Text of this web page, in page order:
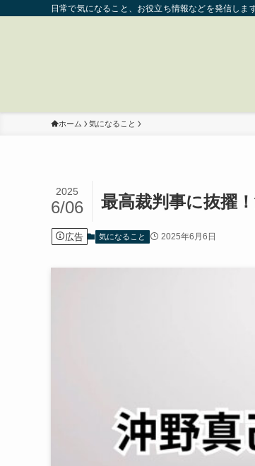
日常で気になること、お役立ち情報などを発信しま
ホーム 気になること
最高裁判事に抜擢
2025
6/06
広告 気になること 2025年6月6日